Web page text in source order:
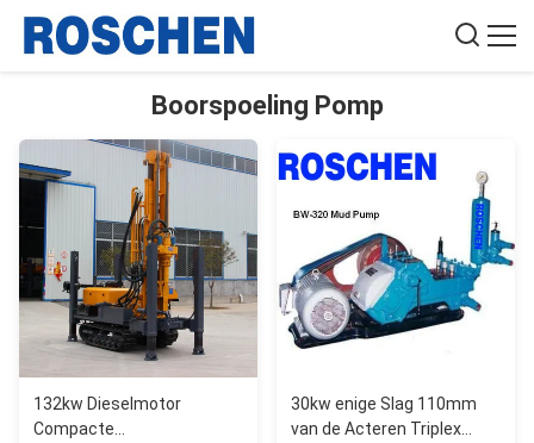
Boorspoeling Pomp
132kw Dieselmotor
Compacte
30kw enige Slag 110mm
van de Acteren Triplex